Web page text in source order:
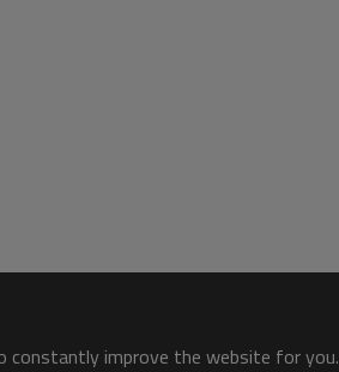
constantly improve the website for you.